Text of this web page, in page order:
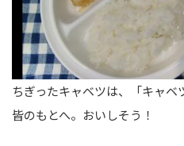
ちぎったキャベツは、「キャ
皆のもとへ。おいしそう！